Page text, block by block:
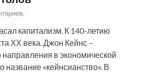
капитализм. К 140-летию
ХХ века. Джон Кейнс –
направления в экономической
название «кейнсианство». В